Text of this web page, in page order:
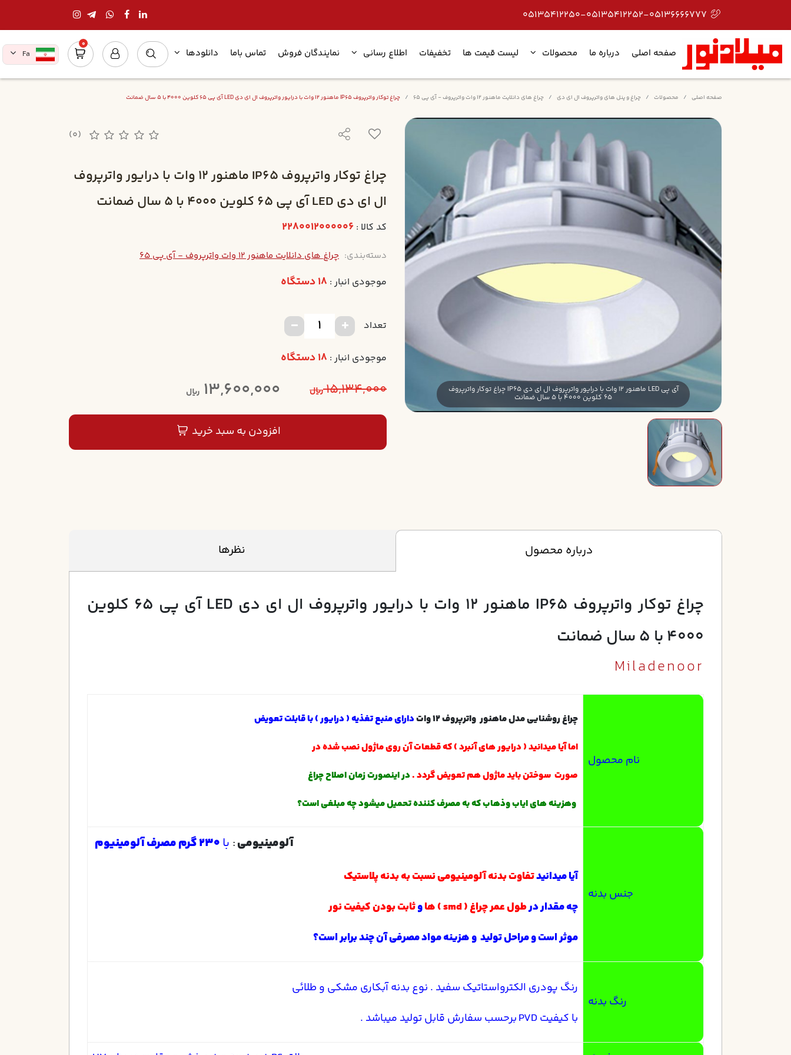
05135412250-05135412252-05136666777
صفحه اصلی درباره ما محصولات لیست قیمت ها تخفیفات اطلاع رسانی نمایندگان فروش تماس باما دانلودها
0
Fa
صفحه اصلی محصولات چراغ و پنل های واترپروف ال ای دی چراغ های دانلایت ماهنور 12 وات واترپروف - آی پی 65 چراغ توکار واترپروف IP65 ماهنور 12 وات با درایور واترپروف ال ای دی LED آی پی 65 کلوین 4000 با 5 سال ضمانت
چراغ توکار واترپروف IP65 ماهنور 12 وات با درایور واترپروف ال ای دی LED آی پی
65 کلوین 4000 با 5 سال ضمانت
(0)
چراغ توکار واترپروف IP65 ماهنور 12 وات با درایور واترپروف
ال ای دی LED آی پی 65 کلوین 4000 با 5 سال ضمانت
کد کالا : 2280012000006
دسته‌بندی: چراغ های دانلایت ماهنور 12 وات واترپروف - آی پی 65
موجودی انبار : 18 دستگاه
تعداد
موجودی انبار : 18 دستگاه
15,134,000 ریال 13,600,000 ریال
افزودن به سبد خرید
درباره محصول نظرها
چراغ توکار واترپروف IP65 ماهنور 12 وات با درایور واترپروف ال ای دی LED آی پی 65 کلوین
4000 با 5 سال ضمانت
Miladenoor
نام محصول
چراغ روشنایی مدل ماهنور واترپروف 12 وات
دارای منبع تغذیه ( درایور ) با قابلت تعویض
اما آیا میدانید ( درایور های آنبرد ) که قطعات آن روی ماژول نصب شده در
صورت سوختن باید ماژول هم تعویض گردد .در اینصورت زمان اصلاح چراغ
وهزینههای ایاب وذهاب که به مصرف کننده تحمیل میشود چه مبلغی است؟
جنس بدنه
آلومینیومی: با۲۳۰ گرم مصرف آلومینیوم
آیا میدانیدتفاوت بدنه آلومینیومی نسبت به بدنه پلاستیک
چه مقدار درطول عمر چراغ ( smd ) ها وثابت بودن کیفیت نور
موثر استو مراحل تولید و هزینه مواد مصرفی آن چند برابر است؟
رنگ بدنه
رنگ پودری الکترواستاتیک سفید . نوع بدنه آبکاری مشکی و طلائی
با کیفیت PVD
برحسب سفارش قابل تولید میباشد .